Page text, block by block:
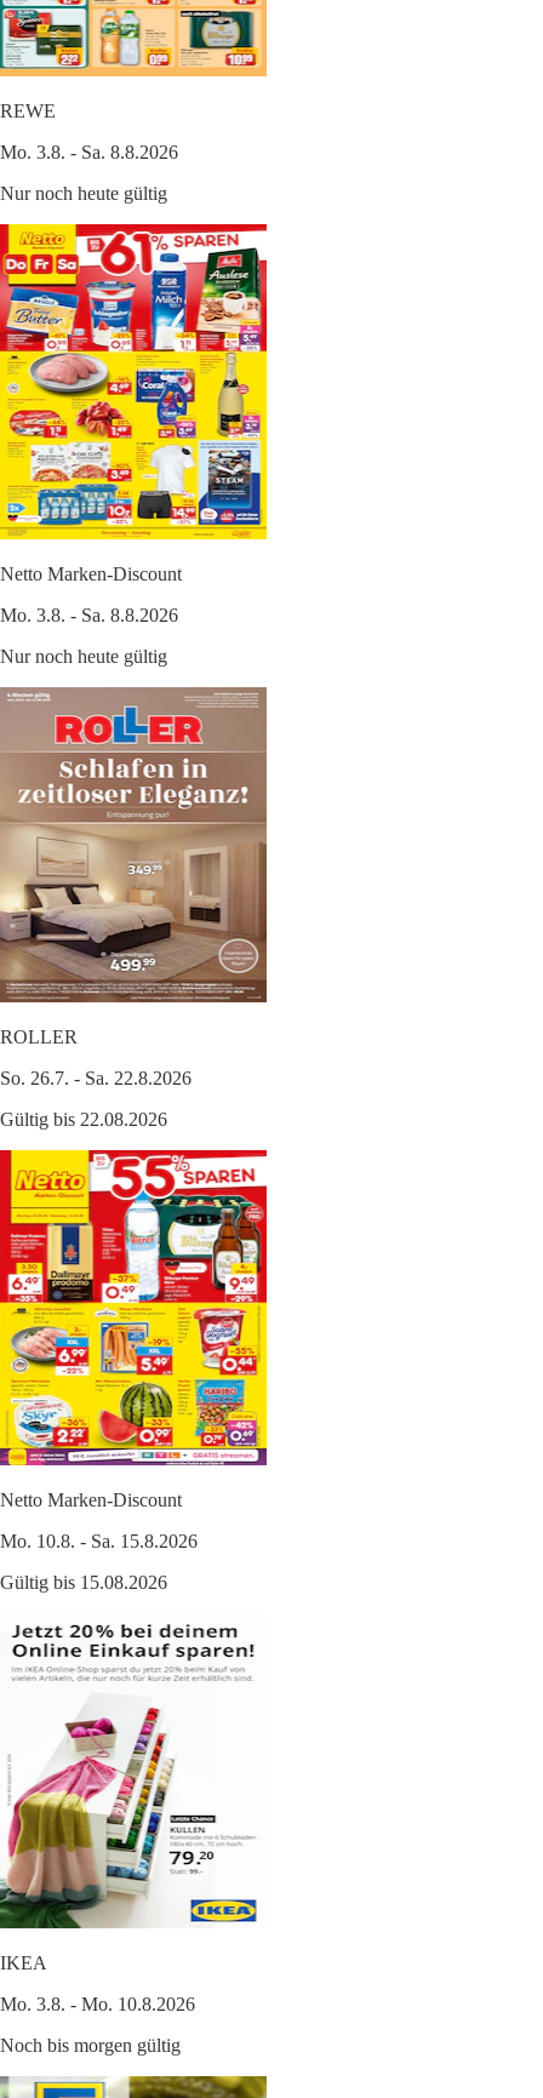
REWE
Mo. 3.8. - Sa. 8.8.2026
Nur noch heute gültig
Netto Marken-Discount
Mo. 3.8. - Sa. 8.8.2026
Nur noch heute gültig
ROLLER
So. 26.7. - Sa. 22.8.2026
Gültig bis 22.08.2026
Netto Marken-Discount
Mo. 10.8. - Sa. 15.8.2026
Gültig bis 15.08.2026
IKEA
Mo. 3.8. - Mo. 10.8.2026
Noch bis morgen gültig